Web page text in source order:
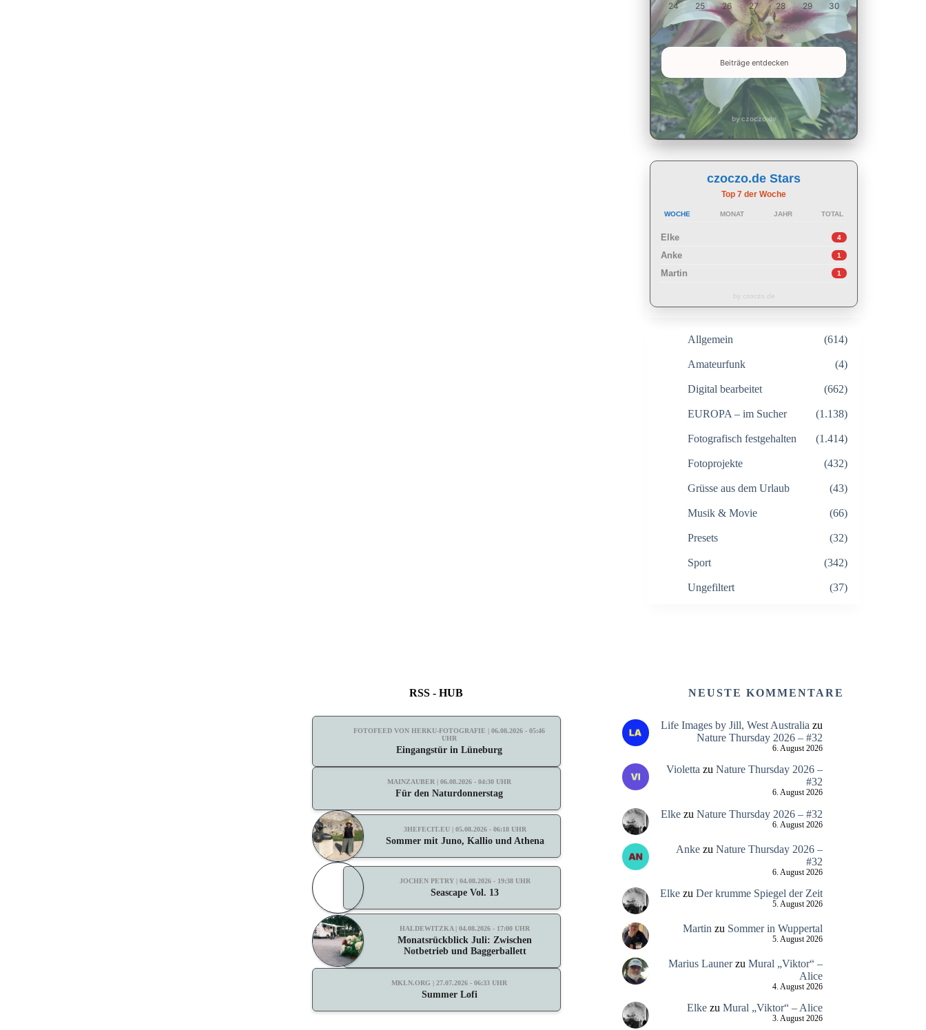
24 25 26 27 28 29 30
31
Beiträge entdecken
by czoczo.de
czoczo.de Stars
Top 7 der Woche
WOCHE MONAT JAHR TOTAL
Elke 4
Anke 1
Martin 1
by czoczo.de
Allgemein (614)
Amateurfunk (4)
Digital bearbeitet (662)
EUROPA – im Sucher (1.138)
Fotografisch festgehalten (1.414)
Fotoprojekte (432)
Grüsse aus dem Urlaub (43)
Musik & Movie (66)
Presets (32)
Sport (342)
Ungefiltert (37)
RSS - HUB
FOTOFEED VON HERKU-FOTOGRAFIE | 06.08.2026 - 05:46
UHR
Eingangstür in Lüneburg
MAINZAUBER | 06.08.2026 - 04:30 UHR
Für den Naturdonnerstag
3HEFECIT.EU | 05.08.2026 - 06:18 UHR
Sommer mit Juno, Kallio und Athena
JOCHEN PETRY | 04.08.2026 - 19:38 UHR
Seascape Vol. 13
HALDEWITZKA | 04.08.2026 - 17:00 UHR
Monatsrückblick Juli: Zwischen
Notbetrieb und Baggerballett
MKLN.ORG | 27.07.2026 - 06:33 UHR
Summer Lofi
NEUSTE KOMMENTARE
Life Images by Jill, West Australia zu
Nature Thursday 2026 – #32
6. August 2026
Violetta zu Nature Thursday 2026 –
#32
6. August 2026
Elkezu Nature Thursday 2026 – #32
6. August 2026
Ankezu Nature Thursday 2026 –
#32
6. August 2026
Elkezu Der krumme Spiegel der Zeit
5. August 2026
Martin zu Sommer in Wuppertal
5. August 2026
Marius Launerzu Mural „Viktor“ –
Alice
4. August 2026
Elkezu Mural „Viktor“ – Alice
3. August 2026